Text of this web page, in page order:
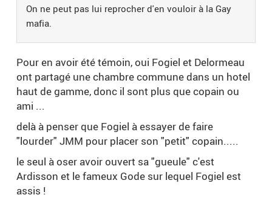
On ne peut pas lui reprocher d'en vouloir à la Gay
mafia.
Pour en avoir été témoin, oui Fogiel et Delormeau
ont partagé une chambre commune dans un hotel
haut de gamme, donc il sont plus que copain ou
ami ...
delà à penser que Fogiel à essayer de faire
"lourder" JMM pour placer son "petit" copain.....
le seul à oser avoir ouvert sa "gueule" c'est
Ardisson et le fameux Gode sur lequel Fogiel est
assis !